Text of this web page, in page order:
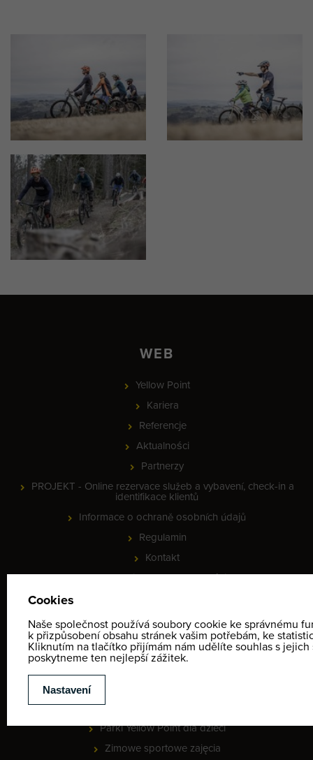
WEB
Yellow Point
Kariera
Referencje
Aktualności
Partnerzy
PROJEKT - Online rezervace služeb a vybavení, check-in a
identifikace klientů
Informace o ochraně osobních údajů
Regulamin
Kontakt
Mapa zimowych aktywności
MEETING POINT - lyžařská škola
CENNIKI
Parki Yellow Point dla dzieci
Zimowe sportowe zajęcia